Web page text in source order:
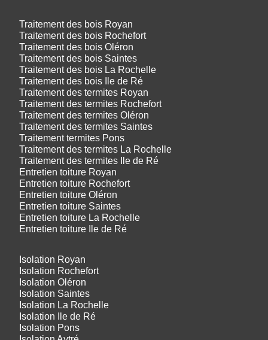
Traitement des bois Royan
Traitement des bois Rochefort
Traitement des bois Oléron
Traitement des bois Saintes
Traitement des bois La Rochelle
Traitement des bois Ile de Ré
Traitement des termites Royan
Traitement des termites Rochefort
Traitement des termites Oléron
Traitement des termites Saintes
Traitement termites Pons
Traitement des termites La Rochelle
Traitement des termites Ile de Ré
Entretien toiture Royan
Entretien toiture Rochefort
Entretien toiture Oléron
Entretien toiture Saintes
Entretien toiture La Rochelle
Entretien toiture Ile de Ré
Isolation Royan
Isolation Rochefort
Isolation Oléron
Isolation Saintes
Isolation La Rochelle
Isolation Ile de Ré
Isolation Pons